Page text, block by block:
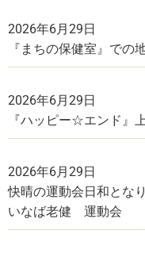
2026年6月29日
『まちの保健室』での
2026年6月29日
『ハッピー☆エンド』
2026年6月29日
快晴の運動会日和とな
いなば老健 運動会